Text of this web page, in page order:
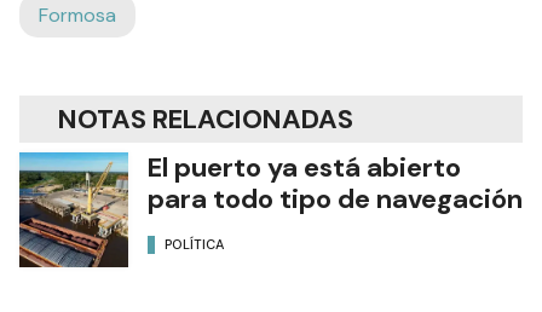
Formosa
NOTAS RELACIONADAS
El puerto ya está abierto
para todo tipo de navegación
POLÍTICA